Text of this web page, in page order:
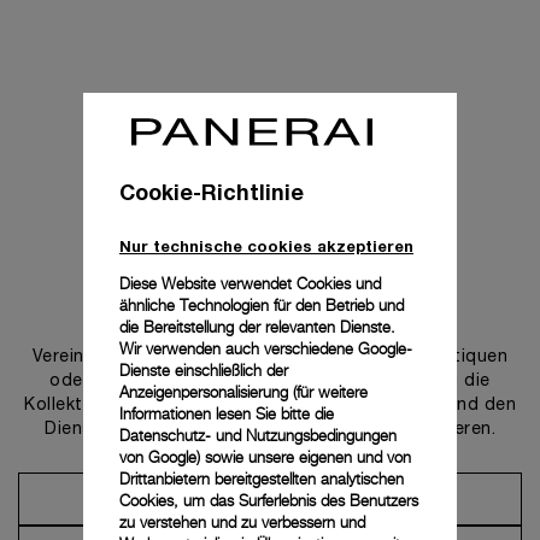
Uns kontaktieren
Vereinbaren Sie einen Termin in einer unserer Boutiquen
oder wenden Sie sich an unseren Concierge, um die
Kollektionen zu entdecken und von der Beratung und den
Dienstleistungen unserer Botschafter zu profitieren.
Einen Termin vereinbaren
Cookie-Richtlinie
Nur technische cookies akzeptieren
Diese Website verwendet Cookies und
ähnliche Technologien für den Betrieb und
die Bereitstellung der relevanten Dienste.
Wir verwenden auch verschiedene Google-
Dienste einschließlich der
Anzeigenpersonalisierung (für weitere
Informationen lesen Sie bitte die
Datenschutz- und Nutzungsbedingungen
von Google) sowie unsere eigenen und von
Drittanbietern bereitgestellten analytischen
Cookies, um das Surferlebnis des Benutzers
zu verstehen und zu verbessern und